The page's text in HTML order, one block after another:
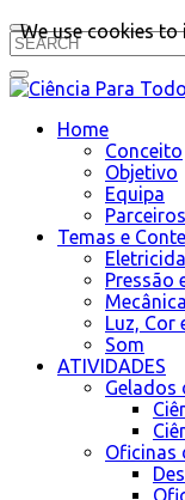
Home
Conceito
Objetivo
Equipa
Parceiros
Temas e
Pressão
Luz, Cor
Som
ATIVIDADES
Gelados
Oficinas
We use cookies